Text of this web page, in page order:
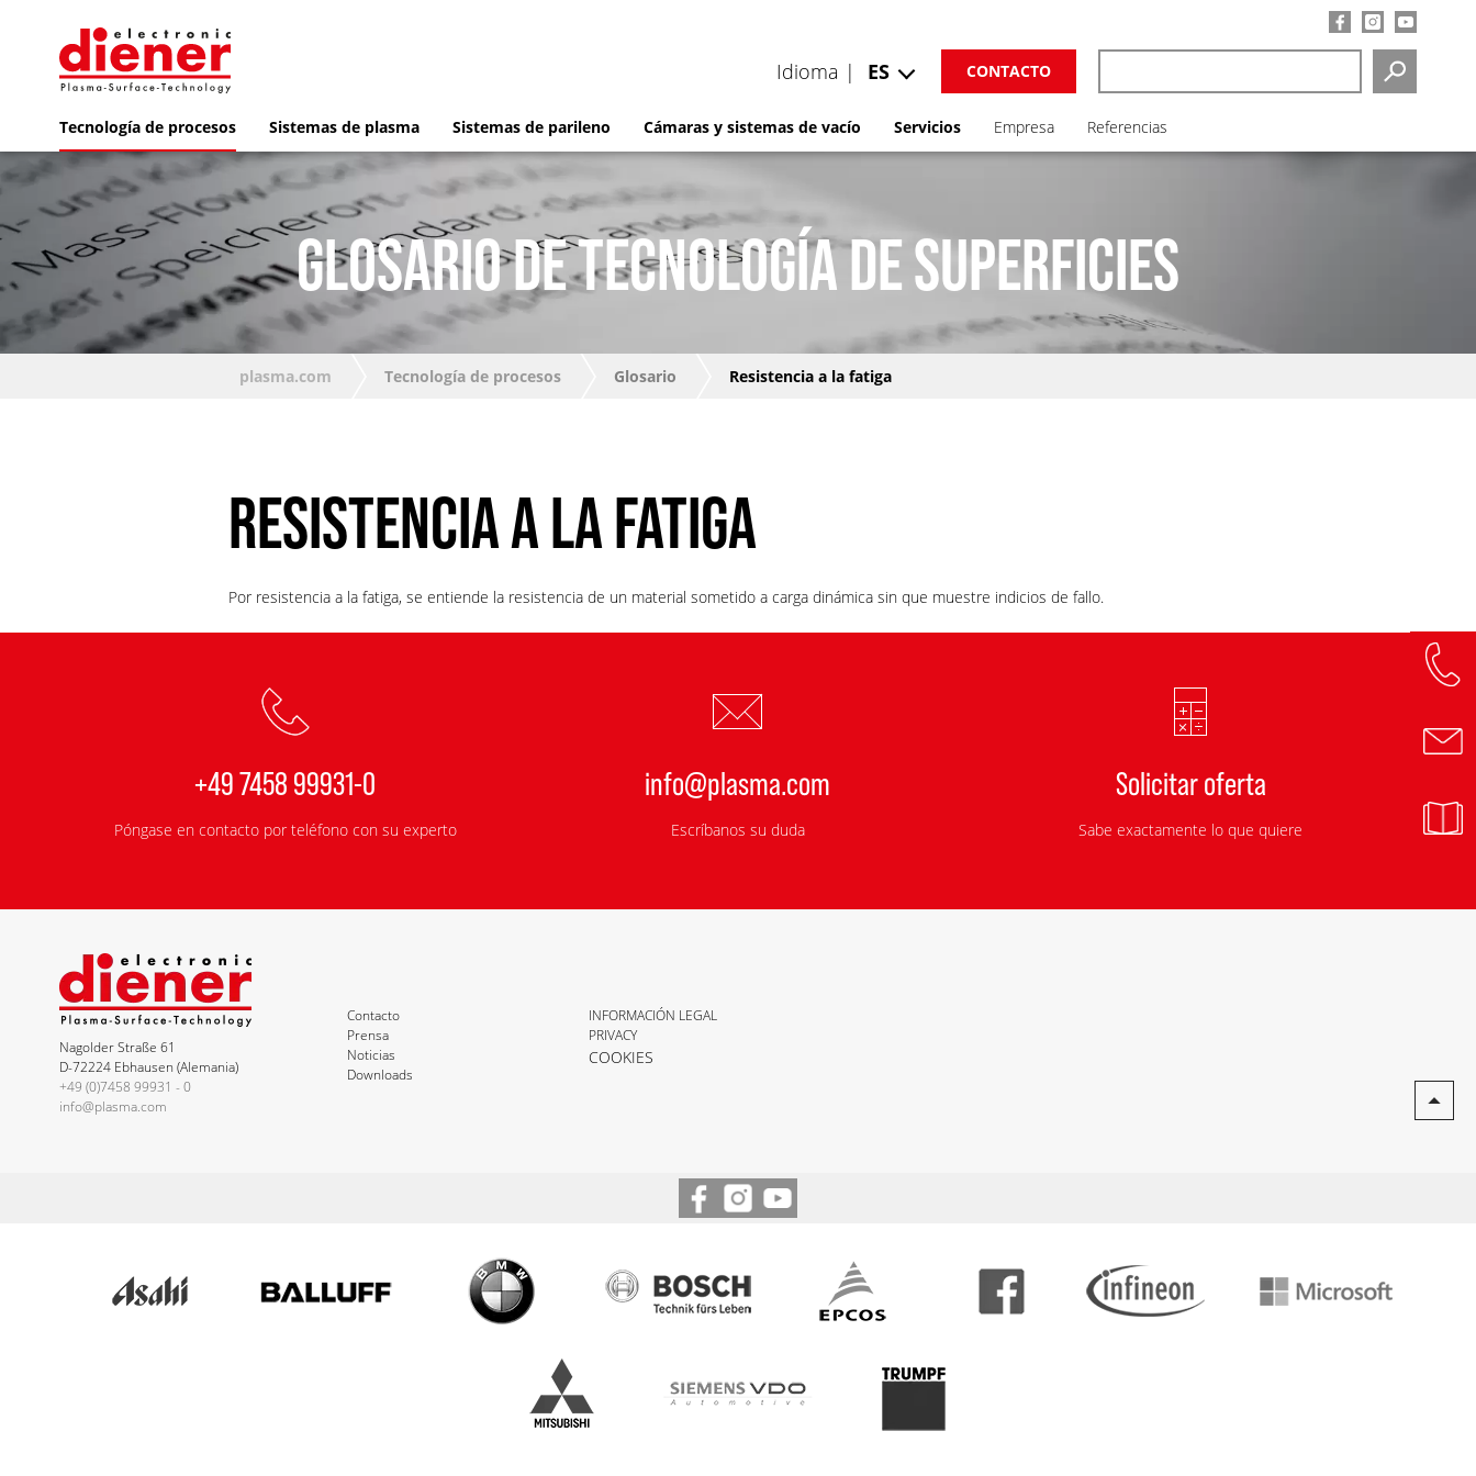
SEARCH
CONTACTO
Idioma | ES
Tecnología de procesos Sistemas de plasma Sistemas de parileno Cámaras y sistemas de vacío Servicios Empresa Referencias
GLOSARIO DE TECNOLOGÍA DE SUPERFICIES
plasma.com Tecnología de procesos Glosario Resistencia a la fatiga
RESISTENCIA A LA FATIGA
Por resistencia a la fatiga, se entiende la resistencia de un material sometido a carga dinámica sin que muestre indicios de fallo.
+49 7458 99931-0
Póngase en contacto por teléfono con su experto
info@plasma.com
Escríbanos su duda
Solicitar oferta
Sabe exactamente lo que quiere
Nagolder Straße 61
D-72224 Ebhausen (Alemania)
+49 (0)7458 99931 - 0
info@plasma.com
Contacto
Prensa
Noticias
Downloads
INFORMACIÓN LEGAL
PRIVACY
COOKIES